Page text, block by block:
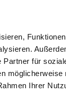
für
möglicherweise
Ihrer
Finder